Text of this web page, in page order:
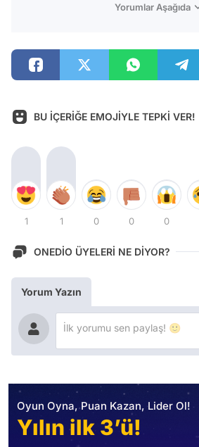
Yorumlar Aşağıda
BU İÇERİĞE EMOJİYLE TEPKİ VER!
1 1 0 0 0
ONEDİO ÜYELERİ NE DİYOR?
Yorum Yazın
Oyun Oyna, Puan Kazan, Lider Ol!
Yılın ilk 3’ü!